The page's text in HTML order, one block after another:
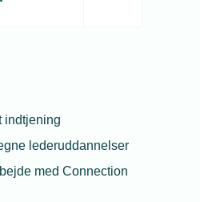
indtjening
lederuddannelser
med Connection